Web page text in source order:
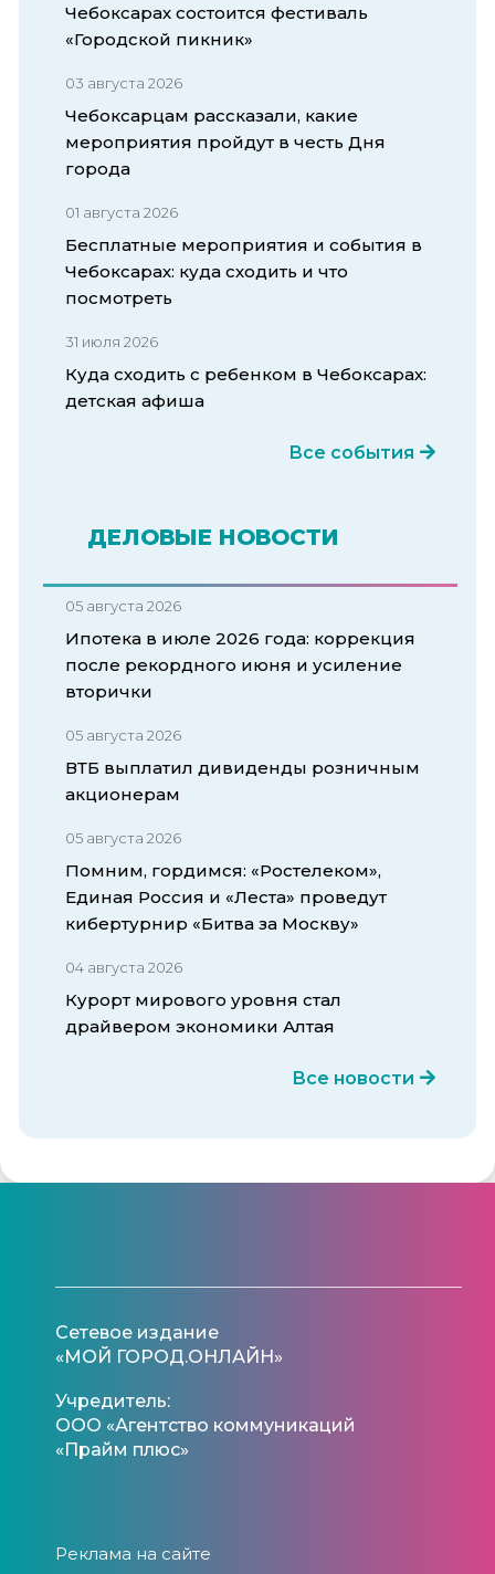
Чебоксарах состоится фестиваль
«Городской пикник»
03 августа 2026
Чебоксарцам рассказали, какие
мероприятия пройдут в честь Дня
города
01 августа 2026
Бесплатные мероприятия и события в
Чебоксарах: куда сходить и что
посмотреть
31 июля 2026
Куда сходить с ребенком в Чебоксарах:
детская афиша
Все события
ДЕЛОВЫЕ НОВОСТИ
05 августа 2026
Ипотека в июле 2026 года: коррекция
после рекордного июня и усиление
вторички
05 августа 2026
ВТБ выплатил дивиденды розничным
акционерам
05 августа 2026
Помним, гордимся: «Ростелеком»,
Единая Россия и «Леста» проведут
кибертурнир «Битва за Москву»
04 августа 2026
Курорт мирового уровня стал
драйвером экономики Алтая
Все новости
Сетевое издание
«МОЙ ГОРОД.ОНЛАЙН»
Учредитель:
ООО «Агентство коммуникаций
«Прайм плюс»
Реклама на сайте